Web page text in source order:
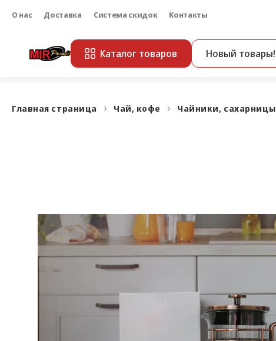
О нас Доставка Система скидок Контакты
Каталог товаров Новый товары!
Главная страница Чай, кофе Чайники, сахарницы